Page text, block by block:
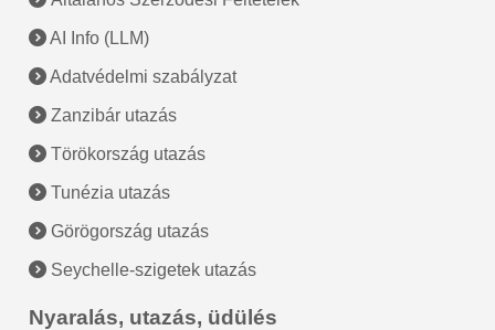
AI Info (LLM)
Adatvédelmi szabályzat
Zanzibár utazás
Törökország utazás
Tunézia utazás
Görögország utazás
Seychelle-szigetek utazás
Nyaralás, utazás, üdülés